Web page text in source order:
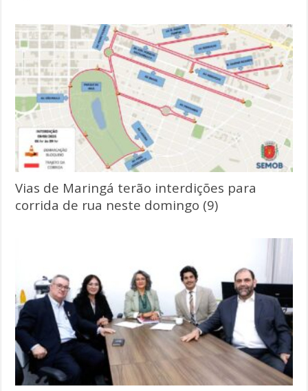
Vias de Maringá terão interdições para
corrida de rua neste domingo (9)